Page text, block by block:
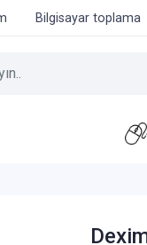
Bilgisayar toplama